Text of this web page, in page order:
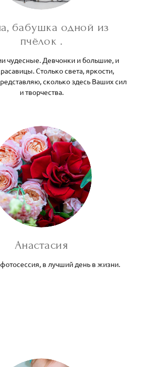
бабушка одной из
пчёлок .
чудесные. Девчонки и большие, и
Столько света, яркости,
сколько здесь Ваших сил
и творчества.
Анастасия
в лучший день в жизни.